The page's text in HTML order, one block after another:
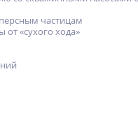
частицам
«сухого хода»